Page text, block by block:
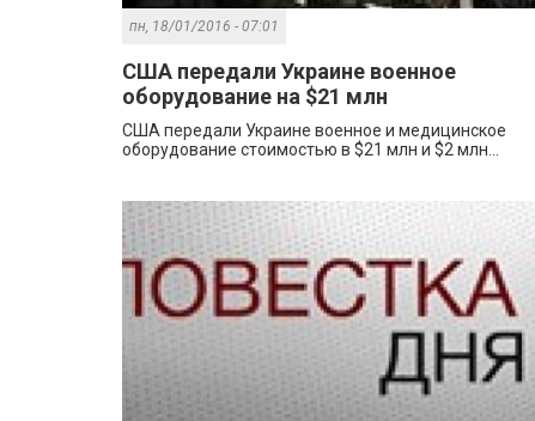
пн, 18/01/2016 - 07:01
США передали Украине военное
оборудование на $21 млн
США передали Украине военное и медицинское
оборудование стоимостью в $21 млн и $2 млн...